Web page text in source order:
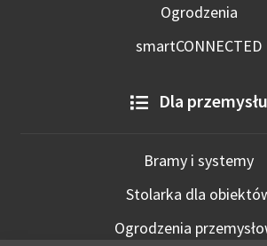
Ogrodzenia
smartCONNECTED
Dla przemysłu
Bramy i systemy
Stolarka dla
Ogrodzenia